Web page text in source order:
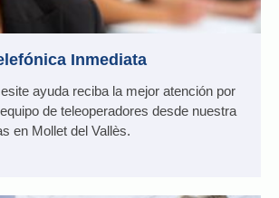
Inmediata
ayuda reciba la mejor atención por
de teleoperadores desde nuestra
en Mollet del Vallès.